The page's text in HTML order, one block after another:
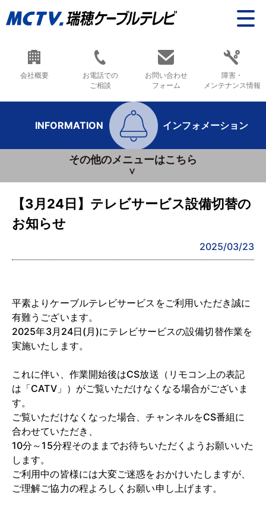
会社概要
お電話での
ご相談
お問い合わせ
フォーム
障害・
メンテナンス情報
INFORMATION インフォメーション
その他のメニューはこちら
【3月24日】テレビサービス設備切替の
お知らせ
2025/03/23
平素よりケーブルテレビサービスをご利用いただき誠に
有難うございます。
2025年3月24日(月)にテレビサービスの設備切替作業を
実施いたします。
これに伴い、作業開始後はCS放送（リモコン上の表記
は「CATV」）がご覧いただけなくなる場合がございま
す。
ご覧いただけなくなった場合、チャンネルをCS番組に
合わせていただき、
10分～15分程そのままでお待ちいただくようお願いいた
します。
ご利用中の皆様には大変ご迷惑をおかけいたしますが、
ご理解ご協力の程よろしくお願い申し上げます。